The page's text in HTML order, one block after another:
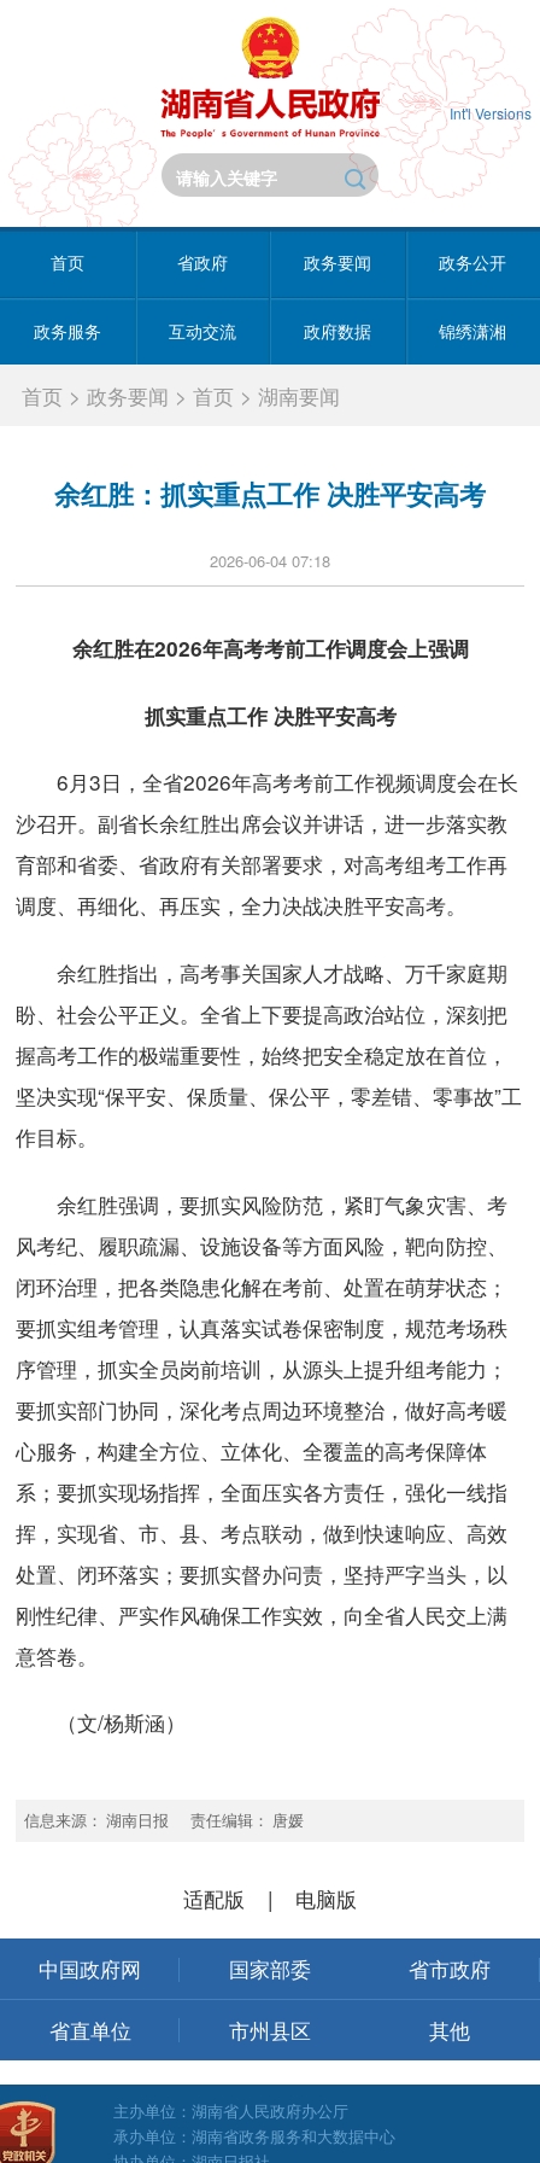
Int'l Versions
首页 省政府 政务要闻 政务公开
政务服务 互动交流 政府数据 锦绣潇湘
首页 >政务要闻 >首页 >湖南要闻
余红胜：抓实重点工作 决胜平安高考
2026-06-04 07:18
余红胜在2026年高考考前工作调度会上强调
抓实重点工作 决胜平安高考
6月3日，全省2026年高考考前工作视频调度会在长
沙召开。副省长余红胜出席会议并讲话，进一步落实教
育部和省委、省政府有关部署要求，对高考组考工作再
调度、再细化、再压实，全力决战决胜平安高考。
余红胜指出，高考事关国家人才战略、万千家庭期
盼、社会公平正义。全省上下要提高政治站位，深刻把
握高考工作的极端重要性，始终把安全稳定放在首位，
坚决实现“保平安、保质量、保公平，零差错、零事故”工
作目标。
余红胜强调，要抓实风险防范，紧盯气象灾害、考
风考纪、履职疏漏、设施设备等方面风险，靶向防控、
闭环治理，把各类隐患化解在考前、处置在萌芽状态；
要抓实组考管理，认真落实试卷保密制度，规范考场秩
序管理，抓实全员岗前培训，从源头上提升组考能力；
要抓实部门协同，深化考点周边环境整治，做好高考暖
心服务，构建全方位、立体化、全覆盖的高考保障体
系；要抓实现场指挥，全面压实各方责任，强化一线指
挥，实现省、市、县、考点联动，做到快速响应、高效
处置、闭环落实；要抓实督办问责，坚持严字当头，以
刚性纪律、严实作风确保工作实效，向全省人民交上满
意答卷。
（文/杨斯涵）
信息来源： 湖南日报 责任编辑： 唐媛
适配版 | 电脑版
中国政府网 国家部委 省市政府
省直单位 市州县区 其他
主办单位：湖南省人民政府办公厅
承办单位：湖南省政务服务和大数据中心